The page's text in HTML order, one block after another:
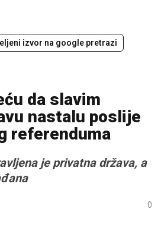
izvor na google pretrazi
da slavim
nastalu poslije
referenduma
je privatna država, a
0